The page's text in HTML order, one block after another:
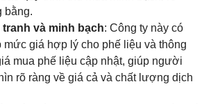
bằng.
tranh và minh bạch: Công ty này có
mức giá hợp lý cho phế liệu và thông
mua phế liệu cập nhật, giúp người
rõ ràng về giá cả và chất lượng dịch